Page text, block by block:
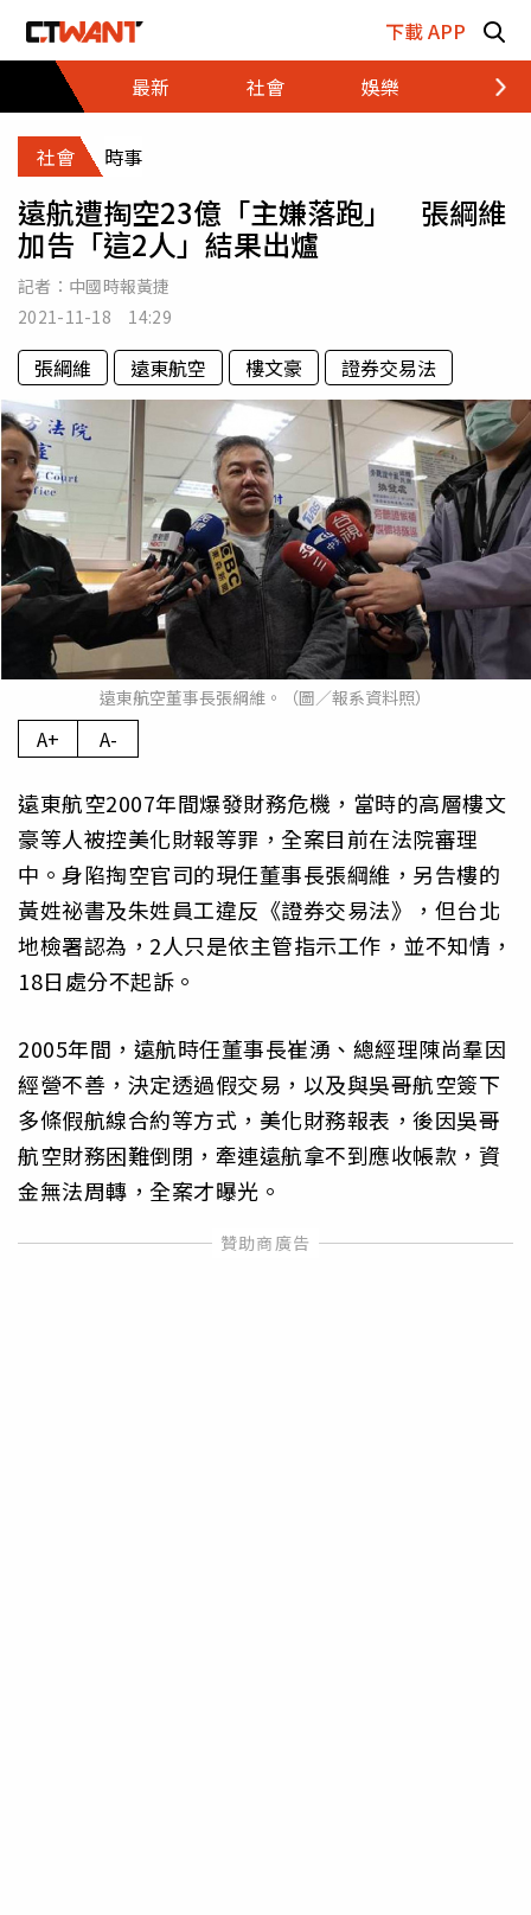
下載 APP
最新
社會 娛樂 財經
社會 時事
遠航遭掏空23億「主嫌落跑」 張綱維
加告「這2人」結果出爐
記者： 中國時報黃捷
2021-11-18 14:29
張綱維 遠東航空 樓文豪 證券交易法
遠東航空董事長張綱維。（圖／報系資料照）
A+ A-
遠東航空2007年間爆發財務危機，當時的高層樓文
豪等人被控美化財報等罪，全案目前在法院審理
中。身陷掏空官司的現任董事長張綱維，另告樓的
黃姓祕書及朱姓員工違反《證券交易法》，但台北
地檢署認為，2人只是依主管指示工作，並不知情，
18日處分不起訴。
2005年間，遠航時任董事長崔湧、總經理陳尚羣因
經營不善，決定透過假交易，以及與吳哥航空簽下
多條假航線合約等方式，美化財務報表，後因吳哥
航空財務困難倒閉，牽連遠航拿不到應收帳款，資
金無法周轉，全案才曝光。